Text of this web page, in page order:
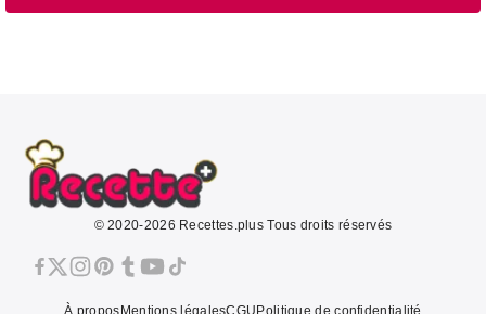
© 2020-2026 Recettes.plus Tous droits réservés
À proposMentions légalesCGUPolitique de confidentialité